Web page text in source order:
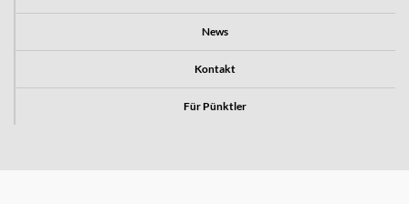
News
Kontakt
Für Pünktler